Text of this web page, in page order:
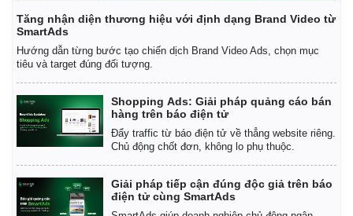
Tăng nhận diện thương hiệu với định dạng Brand Video từ
SmartAds
Hướng dẫn từng bước tạo chiến dịch Brand Video Ads, chọn mục
tiêu và target đúng đối tượng.
Shopping Ads: Giải pháp quảng cáo bán
hàng trên báo điện tử
Đẩy traffic từ báo điện tử về thẳng website riêng.
Chủ động chốt đơn, không lo phụ thuộc.
Giải pháp tiếp cận đúng độc giả trên báo
điện tử cùng SmartAds